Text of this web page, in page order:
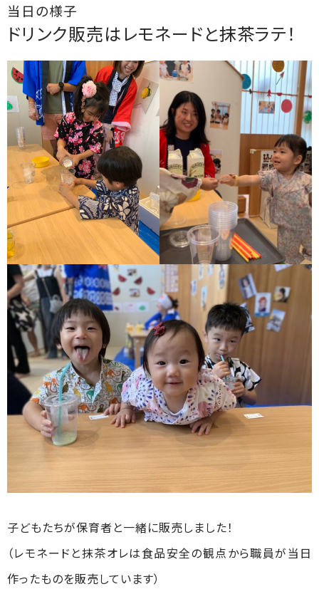
当日の様子
ドリンク販売はレモネードと抹茶ラテ！
子どもたちが保育者と一緒に販売しました！
（レモネードと抹茶オレは食品安全の観点から職員が当日
作ったものを販売しています）